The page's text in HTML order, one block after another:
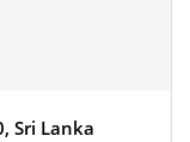
Sri Lanka